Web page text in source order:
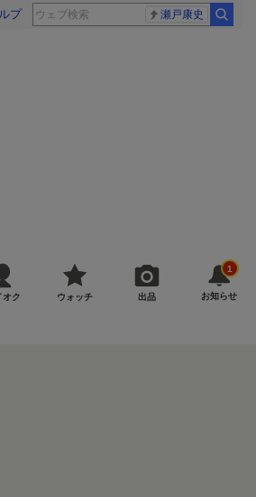
プ 瀬戸康史
オク ウォッチ 出品 お知らせ
1